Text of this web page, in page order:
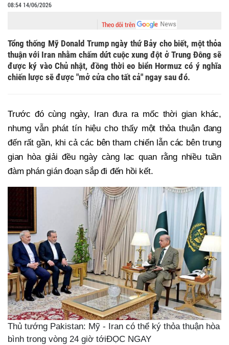
08:54 14/06/2026
Theo dõi trên
Tổng thống Mỹ Donald Trump ngày thứ Bảy cho biết, một thỏa
thuận với Iran nhằm chấm dứt cuộc xung đột ở Trung Đông sẽ
được ký vào Chủ nhật, đồng thời eo biển Hormuz có ý nghĩa
chiến lược sẽ được "mở cửa cho tất cả" ngay sau đó.
Trước đó cùng ngày, Iran đưa ra mốc thời gian khác,
nhưng vẫn phát tín hiệu cho thấy một thỏa thuận đang
đến rất gần, khi cả các bên tham chiến lẫn các bên trung
gian hòa giải đều ngày càng lạc quan rằng nhiều tuần
đàm phán gián đoạn sắp đi đến hồi kết.
Thủ tướng Pakistan: Mỹ - Iran có thể ký thỏa thuận hòa
bình trong vòng 24 giờ tớiĐỌC NGAY